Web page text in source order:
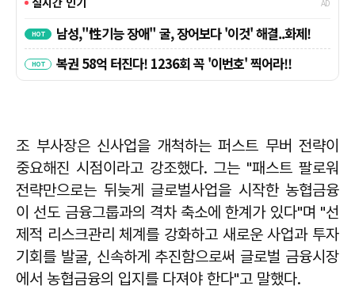
조 부사장은 신사업을 개척하는 퍼스트 무버 전략이
중요해진 시점이라고 강조했다. 그는 "패스트 팔로워
전략만으로는 뒤늦게 글로벌사업을 시작한 농협금융
이 선도 금융그룹과의 격차 축소에 한계가 있다"며 "선
제적 리스크관리 체계를 강화하고 새로운 사업과 투자
기회를 발굴, 신속하게 추진함으로써 글로벌 금융시장
에서 농협금융의 입지를 다져야 한다"고 말했다.